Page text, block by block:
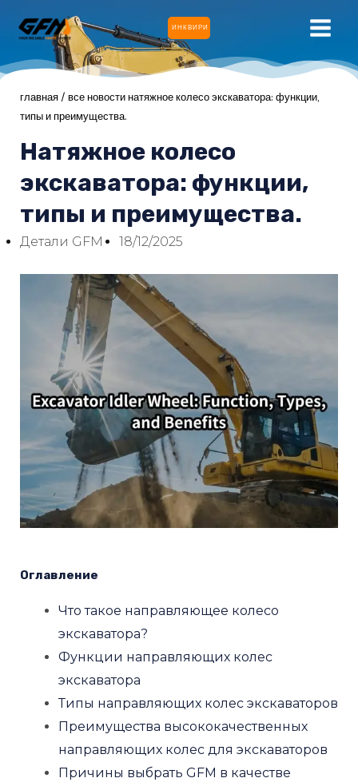
содержимому
ИНКВИРИ
главная / все новости натяжное колесо экскаватора: функции,
типы и преимущества.
Натяжное колесо
экскаватора: функции,
типы и преимущества.
Детали GFM 18/12/2025
Оглавление
Что такое направляющее колесо
экскаватора?
Функции направляющих колес
экскаватора
Типы направляющих колес экскаваторов
Преимущества высококачественных
направляющих колес для экскаваторов
Причины выбрать GFM в качестве